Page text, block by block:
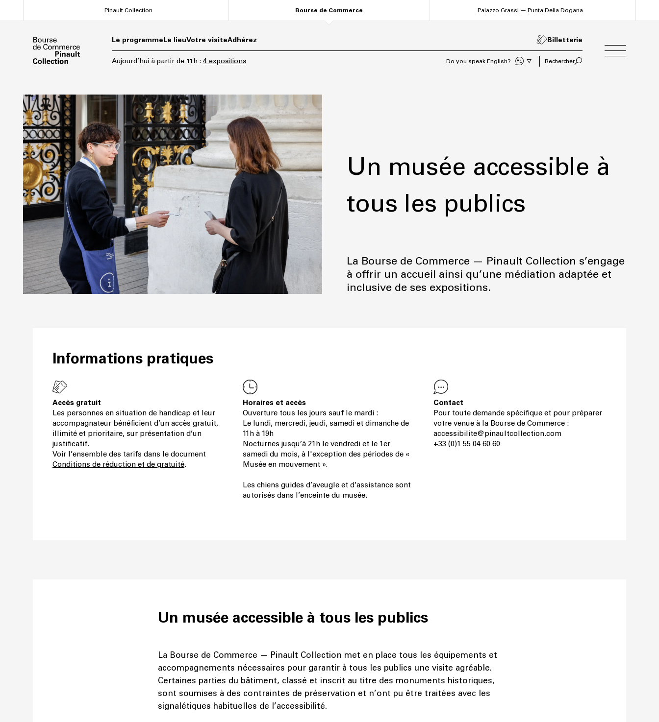
au
principal
Pinault Collection Bourse de Commerce Palazzo Grassi — Punta Della Dogana
Le programmeLe lieuVotre visiteAdhérez Billetterie
Aujourd’hui à partir de 11h : 4 expositions Sprechen Sie Deutsch? Rechercher
Un musée accessible à
tous les publics
La Bourse de Commerce — Pinault Collection s’engage
à offrir un accueil ainsi qu’une médiation adaptée et
inclusive de ses expositions.
Informations pratiques
Accès gratuit
Les personnes en situation de handicap et leur
accompagnateur bénéficient d’un accès gratuit,
illimité et prioritaire, sur présentation d’un
justificatif.
Voir l’ensemble des tarifs dans le document
Conditions de réduction et de gratuité.
Horaires et accès
Ouverture tous les jours sauf le mardi :
Le lundi, mercredi, jeudi, samedi et dimanche de
11h à 19h
Nocturnes jusqu’à 21h le vendredi et le 1er
samedi du mois, à l'exception des périodes de «
Musée en mouvement ».
Les chiens guides d’aveugle et d’assistance sont
autorisés dans l’enceinte du musée.
Contact
Pour toute demande spécifique et pour préparer
votre venue à la Bourse de Commerce :
accessibilite@pinaultcollection.com
+33 (0)1 55 04 60 60
Un musée accessible à tous les publics
La Bourse de Commerce — Pinault Collection met en place tous les équipements et
accompagnements nécessaires pour garantir à tous les publics une visite agréable.
Certaines parties du bâtiment, classé et inscrit au titre des monuments historiques,
sont soumises à des contraintes de préservation et n’ont pu être traitées avec les
signalétiques habituelles de l’accessibilité.